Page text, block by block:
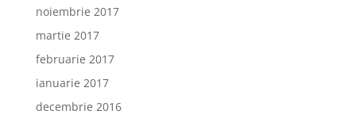
noiembrie 2017
martie 2017
februarie 2017
ianuarie 2017
decembrie 2016